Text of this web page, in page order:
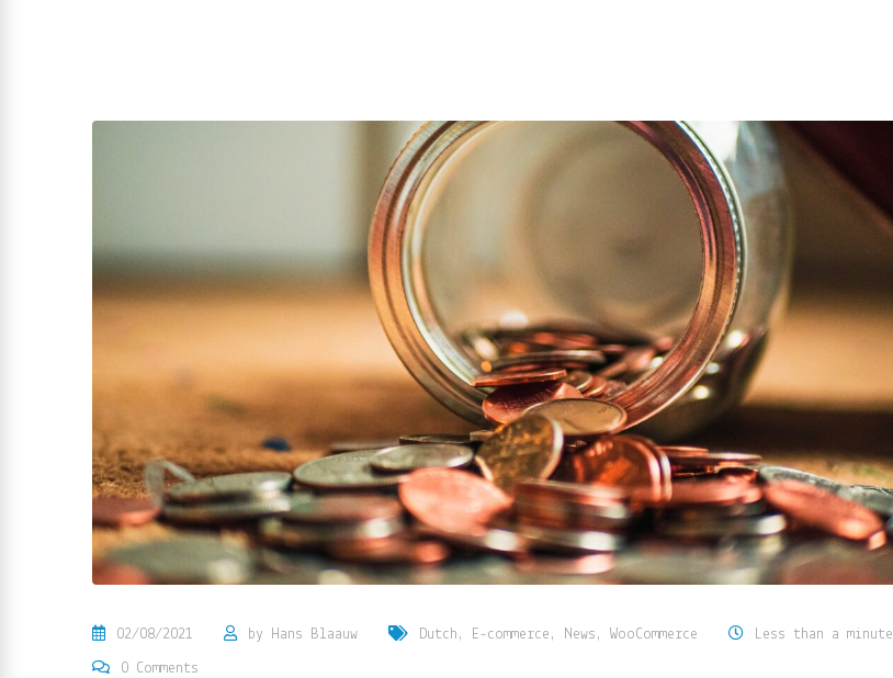
02/08/2021 by Hans Blaauw Dutch , E-commerce , News , WooCommerce Less than a minute
0 Comments